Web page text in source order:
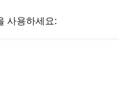
사용하세요: